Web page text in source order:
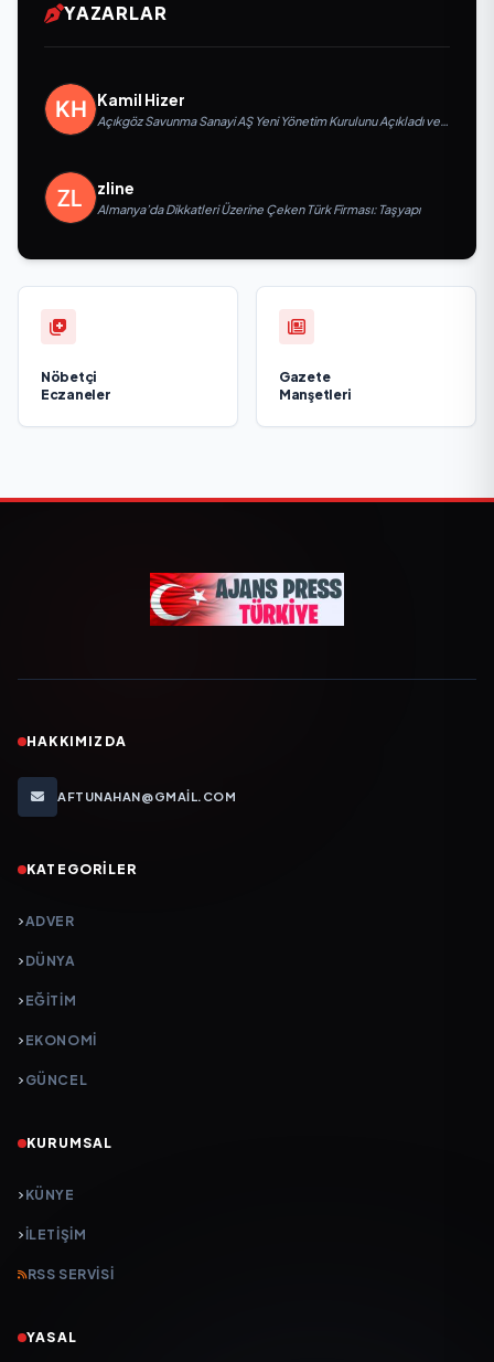
YAZARLAR
Kamil Hizer
Açıkgöz Savunma Sanayi AŞ Yeni Yönetim Kurulunu Açıkladı ve
zline
Almanya’da Dikkatleri Üzerine Çeken Türk Firması: Taşyapı
Nöbetçi
Eczaneler
Gazete
Manşetleri
HAKKIMIZDA
AFTUNAHAN@GMAIL.COM
KATEGORILER
ADVER
DÜNYA
EĞİTİM
EKONOMİ
GÜNCEL
KURUMSAL
KÜNYE
İLETIŞIM
RSS SERVISI
YASAL